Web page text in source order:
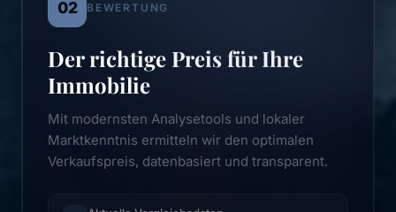
02 BEWERTUNG
Der richtige Preis für Ihre
Immobilie
Mit modernsten Analysetools und lokaler
Marktkenntnis ermitteln wir den optimalen
Verkaufspreis, datenbasiert und transparent.